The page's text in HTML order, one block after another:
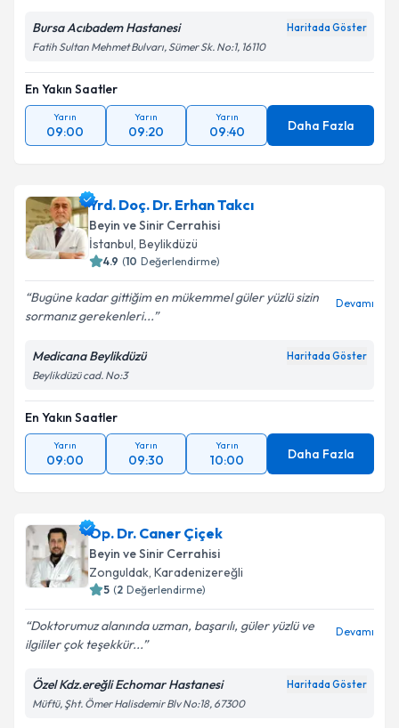
Bursa Acıbadem Hastanesi Haritada Göster
Fatih Sultan Mehmet Bulvarı, Sümer Sk. No:1, 16110
En Yakın Saatler
Yarın
09:00
Yarın
09:20
Yarın
09:40 Daha Fazla
Yrd. Doç. Dr. Erhan Takcı
Beyin ve Sinir Cerrahisi
İstanbul, Beylikdüzü
4.9 (10 Değerlendirme)
Bugüne kadar gittiğim en mükemmel güler yüzlü sizin
sormanız gerekenleri...
Devamı
Medicana Beylikdüzü Haritada Göster
Beylikdüzü cad. No:3
En Yakın Saatler
Yarın
09:00
Yarın
09:30
Yarın
10:00 Daha Fazla
Op. Dr. Caner Çiçek
Beyin ve Sinir Cerrahisi
Zonguldak, Karadenizereğli
5 (2 Değerlendirme)
Doktorumuz alanında uzman, başarılı, güler yüzlü ve
ilgililer çok teşekkür...
Devamı
Özel Kdz.ereğli Echomar Hastanesi Haritada Göster
Müftü, Şht. Ömer Halisdemir Blv No:18, 67300